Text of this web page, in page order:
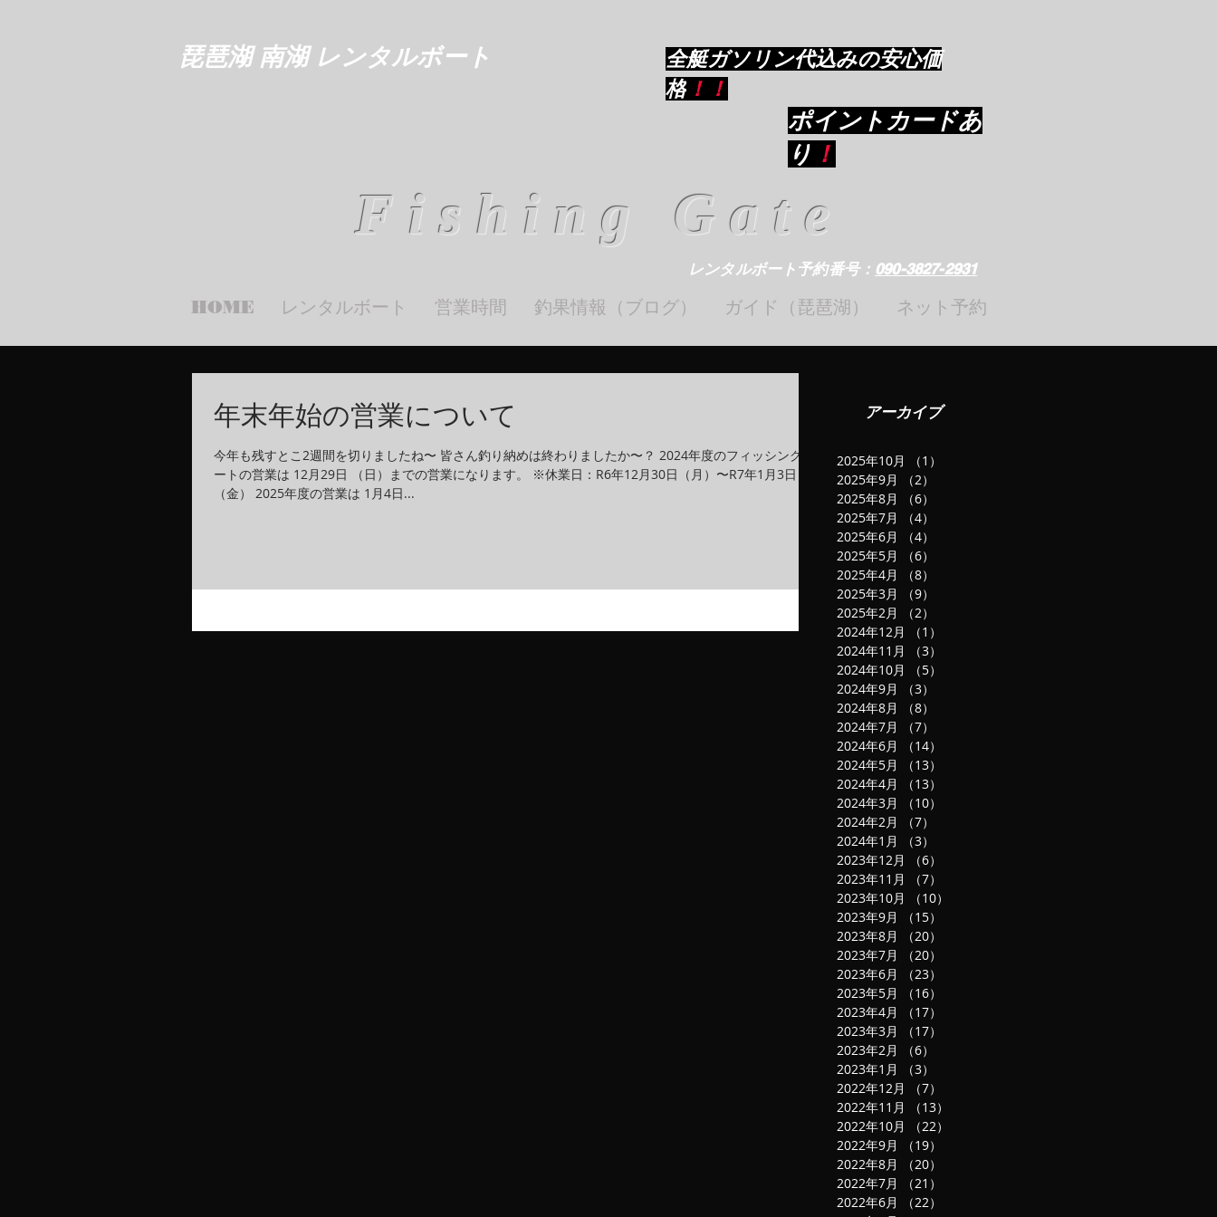
琵琶湖 南湖 レンタルボート
​全艇ガソリン代込みの安心価
格 ！！
ポイントカードあ
り ！
Fishing Gate
レンタルボート予約番号： 090-3827-2931
HOME レンタルボート 営業時間 釣果情報（ブログ） ガイド（琵琶湖） ネット予約
年末年始の営業について
今年も残すとこ2週間を切りましたね〜 皆さん釣り納めは終わりましたか〜？ 2024年度のフィッシングゲ
ートの営業は 12月29日 （日）までの営業になります。 ※休業日：R6年12月30日（月）〜R7年1月3日
（金） 2025年度の営業は 1月4日...
アーカイブ
2025年10月 （1）
2025年9月
（2）
2025年8月
（6）
2025年7月
（4）
2025年6月
（4）
2025年5月
（6）
2025年4月
（8）
2025年3月
（9）
2025年2月
（2）
2024年12月
（1）
2024年11月
（3）
2024年10月
（5）
2024年9月
（3）
2024年8月
（8）
2024年7月
（7）
2024年6月
（14）
2024年5月
（13）
2024年4月
（13）
2024年3月
（10）
2024年2月
（7）
2024年1月
（3）
2023年12月
（6）
2023年11月
（7）
2023年10月
（10）
2023年9月
（15）
2023年8月
（20）
2023年7月
（20）
2023年6月
（23）
2023年5月
（16）
2023年4月
（17）
2023年3月
（17）
2023年2月
（6）
2023年1月
（3）
2022年12月
（7）
2022年11月
（13）
2022年10月
（22）
2022年9月
（19）
2022年8月
（20）
2022年7月
（21）
2022年6月
（22）